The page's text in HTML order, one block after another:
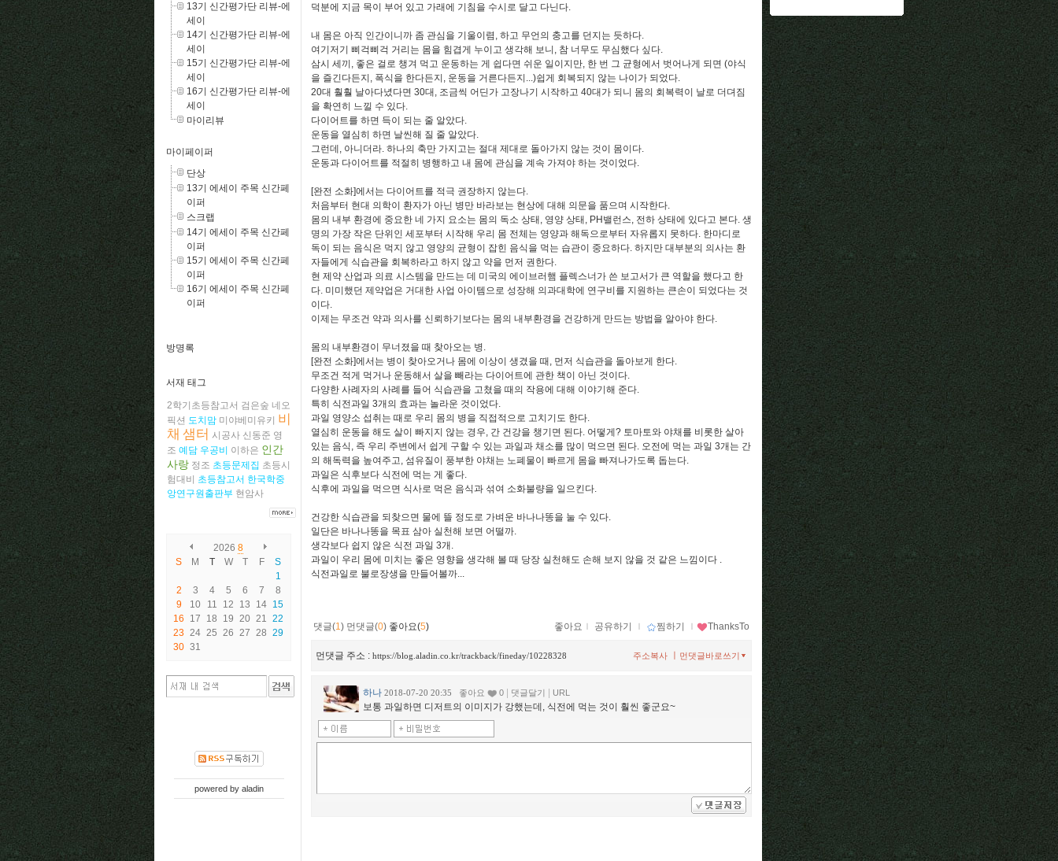
13기 신간평가단 리뷰-에
세이
14기 신간평가단 리뷰-에
세이
15기 신간평가단 리뷰-에
세이
16기 신간평가단 리뷰-에
세이
마이리뷰
마이페이퍼
단상
13기 에세이 주목 신간페
이퍼
스크랩
14기 에세이 주목 신간페
이퍼
15기 에세이 주목 신간페
이퍼
16기 에세이 주목 신간페
이퍼
방명록
서재 태그
2학기초등참고서 검은숲 네오
픽션 도치맘 미야베미유키
비
채 샘터 시공사 신동준 영
조 예담 우공비 이하은 인간
사랑 정조 초등문제집 초등시
험대비
초등참고서 한국학중
앙연구원출판부 현암사
2026 8
S
M T W T F
S
1
2
3 4 5 6 7
8
9
10 11 12 13 14 15
16
17 18 19 20 21 22
23 24 25 26 27 28 29
30 31
powered by aladin
덕분에 지금 목이 부어 있고 가래에 기침을 수시로 달고 다닌다.
내 몸은 아직 인간이니까 좀 관심을 기울이렴, 하고 무언의 충고를 던지는 듯하다.
여기저기 삐걱삐걱 거리는 몸을 힘겹게 누이고 생각해 보니, 참 너무도 무심했다 싶다.
삼시 세끼, 좋은 걸로 챙겨 먹고 운동하는 게 쉽다면 쉬운 일이지만, 한 번 그 균형에서 벗어나게 되면 (야식
을 즐긴다든지, 폭식을 한다든지, 운동을 거른다든지...)쉽게 회복되지 않는 나이가 되었다.
20대 훨훨 날아다녔다면 30대, 조금씩 어딘가 고장나기 시작하고 40대가 되니 몸의 회복력이 날로 더뎌짐
을 확연히 느낄 수 있다.
다이어트를 하면 득이 되는 줄 알았다.
운동을 열심히 하면 날씬해 질 줄 알았다.
그런데, 아니더라. 하나의 축만 가지고는 절대 제대로 돌아가지 않는 것이 몸이다.
운동과 다이어트를 적절히 병행하고 내 몸에 관심을 계속 가져야 하는 것이었다.
[완전 소화]에서는 다이어트를 적극 권장하지 않는다.
처음부터 현대 의학이 환자가 아닌 병만 바라보는 현상에 대해 의문을 품으며 시작한다.
몸의 내부 환경에 중요한 네 가지 요소는 몸의 독소 상태, 영양 상태, PH밸런스, 전하 상태에 있다고 본다. 생
명의 가장 작은 단위인 세포부터 시작해 우리 몸 전체는 영양과 해독으로부터 자유롭지 못하다. 한마디로
독이 되는 음식은 먹지 않고 영양의 균형이 잡힌 음식을 먹는 습관이 중요하다. 하지만 대부분의 의사는 환
자들에게 식습관을 회복하라고 하지 않고 약을 먼저 권한다.
현 제약 산업과 의료 시스템을 만드는 데 미국의 에이브러햄 플렉스너가 쓴 보고서가 큰 역할을 했다고 한
다. 미미했던 제약업은 거대한 사업 아이템으로 성장해 의과대학에 연구비를 지원하는 큰손이 되었다는 것
이다.
이제는 무조건 약과 의사를 신뢰하기보다는 몸의 내부환경을 건강하게 만드는 방법을 알아야 한다.
몸의 내부환경이 무너졌을 때 찾아오는 병.
[완전 소화]에서는 병이 찾아오거나 몸에 이상이 생겼을 때, 먼저 식습관을 돌아보게 한다.
무조건 적게 먹거나 운동해서 살을 빼라는 다이어트에 관한 책이 아닌 것이다.
다양한 사례자의 사례를 들어 식습관을 고쳤을 때의 작용에 대해 이야기해 준다.
특히 식전과일 3개의 효과는 놀라운 것이었다.
과일 영양소 섭취는 때로 우리 몸의 병을 직접적으로 고치기도 한다.
열심히 운동을 해도 살이 빠지지 않는 경우, 간 건강을 챙기면 된다. 어떻게? 토마토와 야채를 비롯한 살아
있는 음식, 즉 우리 주변에서 쉽게 구할 수 있는 과일과 채소를 많이 먹으면 된다. 오전에 먹는 과일 3개는 간
의 해독력을 높여주고, 섬유질이 풍부한 야채는 노폐물이 빠르게 몸을 빠져나가도록 돕는다.
과일은 식후보다 식전에 먹는 게 좋다.
식후에 과일을 먹으면 식사로 먹은 음식과 섞여 소화불량을 일으킨다.
건강한 식습관을 되찾으면 물에 뜰 정도로 가벼운 바나나똥을 눌 수 있다.
일단은 바나나똥을 목표 삼아 실천해 보면 어떨까.
생각보다 쉽지 않은 식전 과일 3개.
과일이 우리 몸에 미치는 좋은 영향을 생각해 볼 때 당장 실천해도 손해 보지 않을 것 같은 느낌이다 .
식전과일로 불로장생을 만들어볼까...
댓글(1) 먼댓글(0) 좋아요(5) 좋아요 ｌ 공유하기 ｌ 찜하기 ｌ ThanksTo
먼댓글 주소 : https://blog.aladin.co.kr/trackback/fineday/10228328 먼댓글바로쓰기
주소복사
하나 2018-07-20 20:35 좋아요 0 댓글달기 URL
보통 과일하면 디저트의 이미지가 강했는데, 식전에 먹는 것이 훨씬 좋군요~